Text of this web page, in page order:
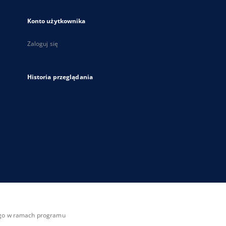
Konto użytkownika
Zaloguj się
Historia przeglądania
w ramach programu